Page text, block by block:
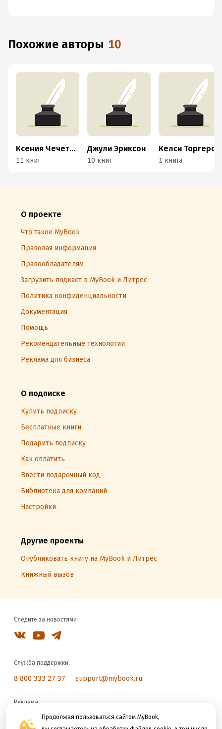
Продолжая пользоваться сайтом MyBook,
Похожие авторы 10
Ксения Чечеткина
11 книг
Джули Эриксон
10 книг 1 книга
О проекте
Что такое MyBook
Правовая информация
Правообладателям
Загрузить подкаст в MyBook и Литрес
Политика конфиденциальности
Документация
Помощь
Рекомендательные технологии
Реклама для бизнеса
О подписке
Купить подписку
Бесплатные книги
Подарить подписку
Как оплатить
Ввести подарочный код
Библиотека для компаний
Настройки
Другие проекты
Опубликовать книгу на MyBook и Литрес
Книжный вызов
Следите за новостями
Служба поддержки
8 800 333 27 37 support@mybook.ru
Реклама
reklama@litres.ru